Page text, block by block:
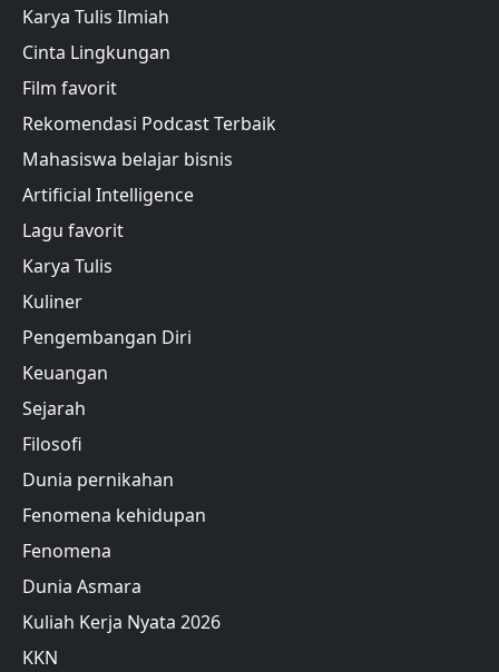
Karya Tulis Ilmiah
Cinta Lingkungan
Film favorit
Rekomendasi Podcast Terbaik
Mahasiswa belajar bisnis
Artificial Intelligence
Lagu favorit
Karya Tulis
Kuliner
Pengembangan Diri
Keuangan
Sejarah
Filosofi
Dunia pernikahan
Fenomena kehidupan
Fenomena
Dunia Asmara
Kuliah Kerja Nyata 2026
KKN